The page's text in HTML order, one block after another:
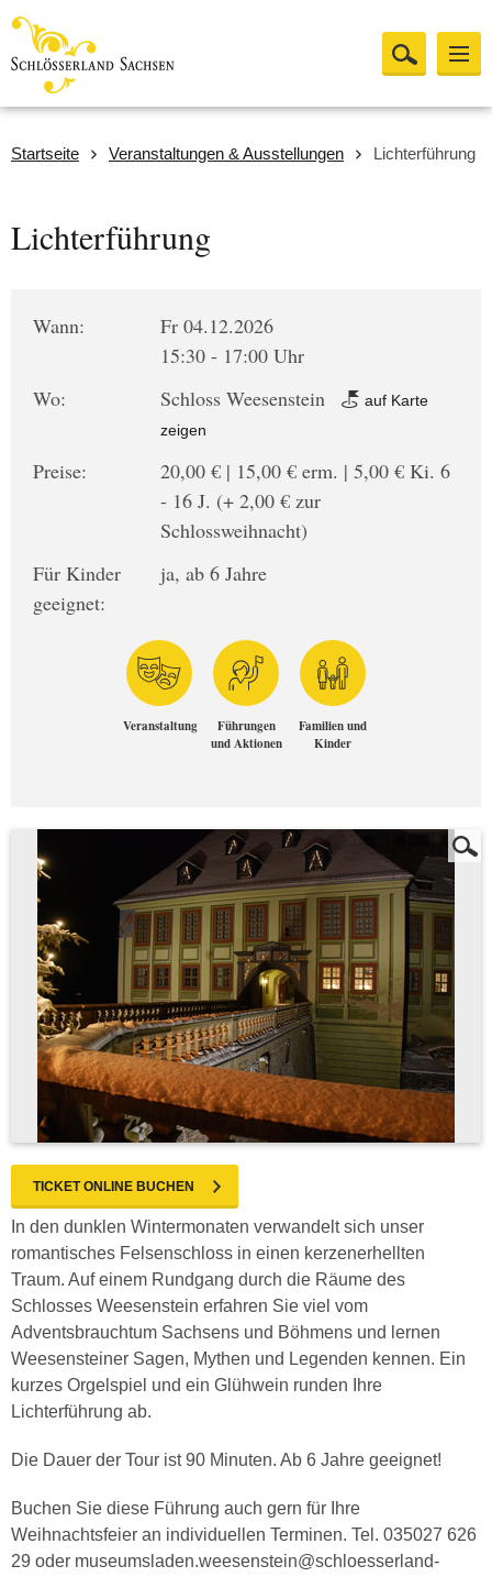
Startseite Veranstaltungen & Ausstellungen Lichterführung
Lichterführung
Wann:
Fr 04.12.2026
15:30 - 17:00 Uhr
Wo:
Schloss Weesenstein
auf Karte
zeigen
Preise:
20,00 € | 15,00 € erm. | 5,00 € Ki. 6
- 16 J. (+ 2,00 € zur
Schlossweihnacht)
Für Kinder
geeignet:
ja, ab 6 Jahre
Veranstaltung
Führungen
und Aktionen
Familien und
Kinder
TICKET ONLINE BUCHEN
In den dunklen Wintermonaten verwandelt sich unser
romantisches Felsenschloss in einen kerzenerhellten
Traum. Auf einem Rundgang durch die Räume des
Schlosses Weesenstein erfahren Sie viel vom
Adventsbrauchtum Sachsens und Böhmens und lernen
Weesensteiner Sagen, Mythen und Legenden kennen. Ein
kurzes Orgelspiel und ein Glühwein runden Ihre
Lichterführung ab.
Die Dauer der Tour ist 90 Minuten. Ab 6 Jahre geeignet!
Buchen Sie diese Führung auch gern für Ihre
Weihnachtsfeier an individuellen Terminen. Tel. 035027 626
29 oder museumsladen.weesenstein@schloesserland-